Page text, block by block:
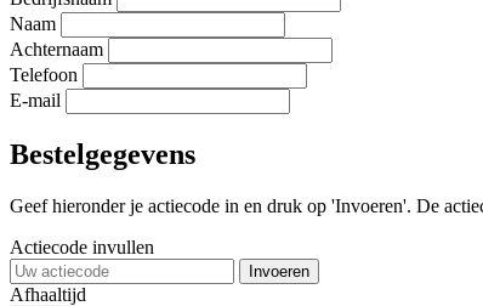
Naam
Achternaam
Telefoon
E-mail
Bestelgegevens
Geef hieronder je actiecode in en druk op 'Invoeren'. De
Actiecode invullen
Invoeren
Afhaaltijd